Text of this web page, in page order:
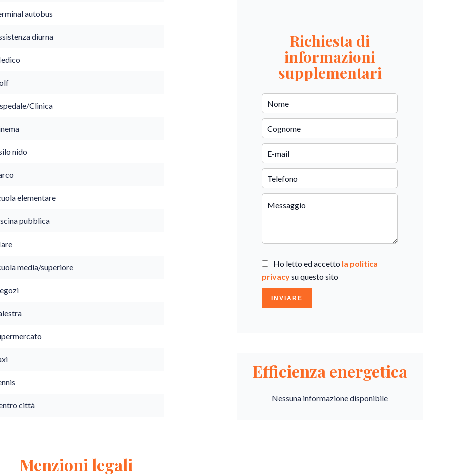
autobus
diurna
Clinica
nido
elementare
pubblica
media/superiore
città
Menzioni legali
Richiesta di
informazioni
supplementari
Ho letto ed accetto la politica
privacysu questo sito
INVIARE
Efficienza energetica
Nessuna informazione disponibile